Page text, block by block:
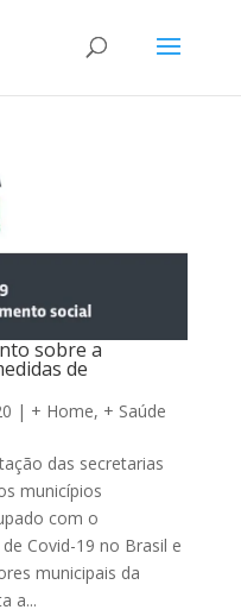
sobre a
de
| + Home, + Saúde
das secretarias
municípios
com o
Covid-19 no Brasil e
municipais da
a...